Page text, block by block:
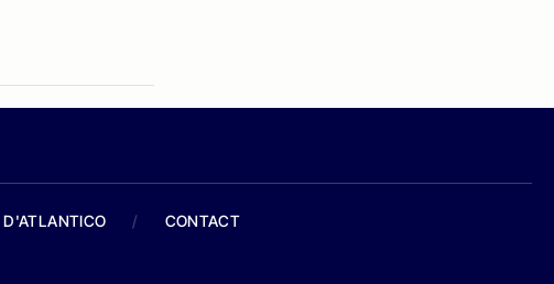
D'ATLANTICO / CONTACT